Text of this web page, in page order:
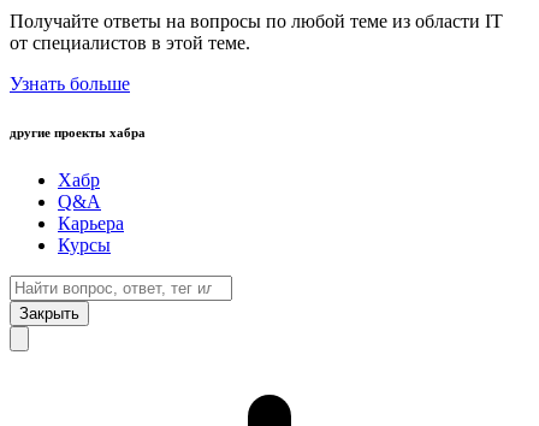
Получайте ответы на вопросы по любой теме из области IT
от специалистов в этой теме.
Узнать больше
другие проекты хабра
Хабр
Q&A
Карьера
Курсы
Закрыть